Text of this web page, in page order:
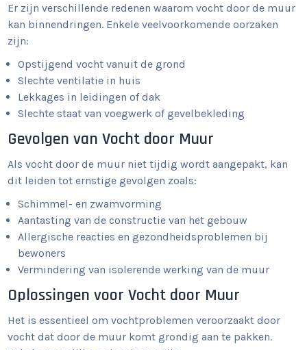
Er zijn verschillende redenen waarom vocht door de muur
kan binnendringen. Enkele veelvoorkomende oorzaken
zijn:
Opstijgend vocht vanuit de grond
Slechte ventilatie in huis
Lekkages in leidingen of dak
Slechte staat van voegwerk of gevelbekleding
Gevolgen van Vocht door Muur
Als vocht door de muur niet tijdig wordt aangepakt, kan
dit leiden tot ernstige gevolgen zoals:
Schimmel- en zwamvorming
Aantasting van de constructie van het gebouw
Allergische reacties en gezondheidsproblemen bij
bewoners
Vermindering van isolerende werking van de muur
Oplossingen voor Vocht door Muur
Het is essentieel om vochtproblemen veroorzaakt door
vocht dat door de muur komt grondig aan te pakken.